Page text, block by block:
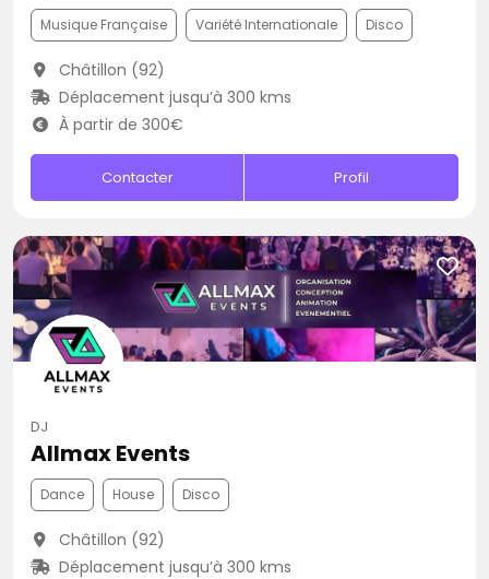
Musique Française Variété Internationale Disco
Châtillon (92)
Déplacement jusqu’à 300 kms
À partir de 300€
Contacter Profil
DJ
Allmax Events
Dance House Disco
Châtillon (92)
Déplacement jusqu’à 300 kms